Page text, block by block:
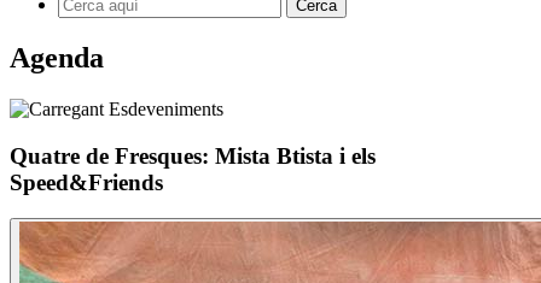
Agenda
Quatre de Fresques: Mista Btista i els
Speed&Friends